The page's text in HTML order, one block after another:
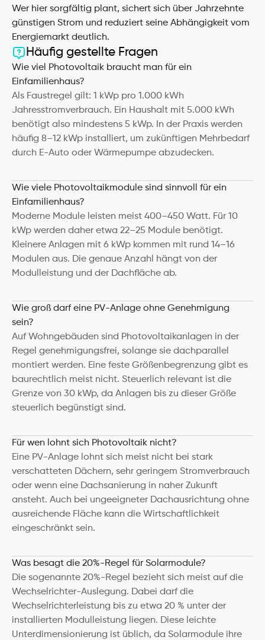
Wer hier sorgfältig plant, sichert sich über Jahrzehnte
günstigen Strom und reduziert seine Abhängigkeit vom
Energiemarkt deutlich.
Häufig gestellte Fragen
Wie viel Photovoltaik braucht man für ein
Einfamilienhaus?
Als Faustregel gilt: 1 kWp pro 1.000 kWh
Jahresstromverbrauch. Ein Haushalt mit 5.000 kWh
benötigt also mindestens 5 kWp. In der Praxis werden
häufig 8–12 kWp installiert, um zukünftigen Mehrbedarf
durch E-Auto oder Wärmepumpe abzudecken.
Wie viele Photovoltaikmodule sind sinnvoll für ein
Einfamilienhaus?
Moderne Module leisten meist 400–450 Watt. Für 10
kWp werden daher etwa 22–25 Module benötigt.
Kleinere Anlagen mit 6 kWp kommen mit rund 14–16
Modulen aus. Die genaue Anzahl hängt von der
Modulleistung und der Dachfläche ab.
Wie groß darf eine PV-Anlage ohne Genehmigung
sein?
Auf Wohngebäuden sind Photovoltaikanlagen in der
Regel genehmigungsfrei, solange sie dachparallel
montiert werden. Eine feste Größenbegrenzung gibt es
baurechtlich meist nicht. Steuerlich relevant ist die
Grenze von 30 kWp, da Anlagen bis zu dieser Größe
steuerlich begünstigt sind.
Für wen lohnt sich Photovoltaik nicht?
Eine PV-Anlage lohnt sich meist nicht bei stark
verschatteten Dächern, sehr geringem Stromverbrauch
oder wenn eine Dachsanierung in naher Zukunft
ansteht. Auch bei ungeeigneter Dachausrichtung ohne
ausreichende Fläche kann die Wirtschaftlichkeit
eingeschränkt sein.
Was besagt die 20%-Regel für Solarmodule?
Die sogenannte 20%-Regel bezieht sich meist auf die
Wechselrichter-Auslegung. Dabei darf die
Wechselrichterleistung bis zu etwa 20 % unter der
installierten Modulleistung liegen. Diese leichte
Unterdimensionierung ist üblich, da Solarmodule ihre